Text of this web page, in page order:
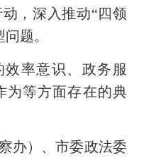
， 深入推动“四领
问题。
效率意识、政务服
为等方面存在的典
办）、市委政法委